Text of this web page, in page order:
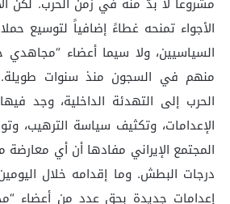
الأجواء تمنحه غطاءً إضافياً لتوسيع
السياسيين، ولا سيما أعضاء “مجاهدي
منهم في السجون منذ سنوات
الحرب إلى التهدئة الداخلية، وجد
الإعدامات، وتكثيف سياسة الترهيب،
المجتمع الإيراني مفادها أن أي
درجات البطش. وما إقدامه خلال
إعدامات جديدة بحق عدد من أعضاء